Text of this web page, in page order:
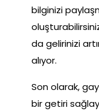
bilginizi
da gelirinizi
alıyor.
Son olarak,
bir getiri